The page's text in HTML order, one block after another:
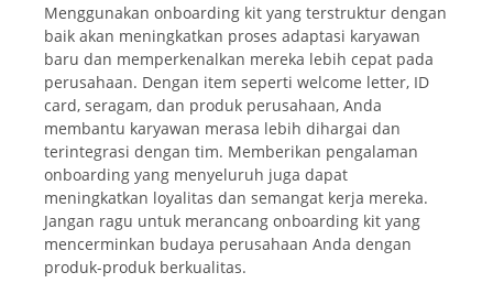
Menggunakan onboarding kit yang terstruktur dengan
baik akan meningkatkan proses adaptasi karyawan
baru dan memperkenalkan mereka lebih cepat pada
perusahaan. Dengan item seperti welcome letter, ID
card, seragam, dan produk perusahaan, Anda
membantu karyawan merasa lebih dihargai dan
terintegrasi dengan tim. Memberikan pengalaman
onboarding yang menyeluruh juga dapat
meningkatkan loyalitas dan semangat kerja mereka.
Jangan ragu untuk merancang onboarding kit yang
mencerminkan budaya perusahaan Anda dengan
produk-produk berkualitas.